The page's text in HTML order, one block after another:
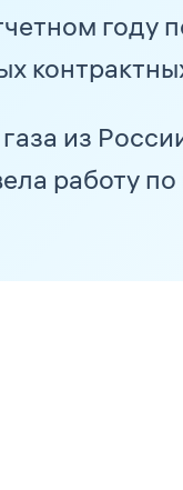
году
из
работу по